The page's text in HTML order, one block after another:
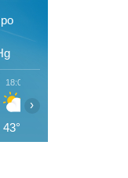
18:00
43°C
›